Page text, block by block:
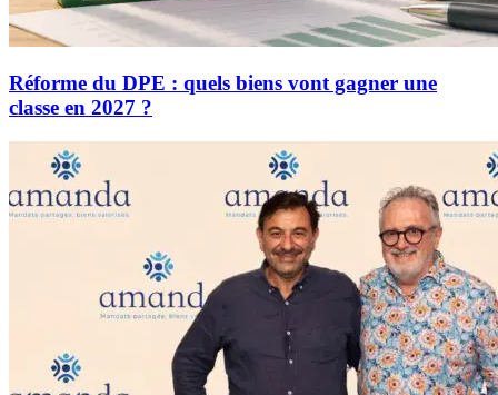
Réforme du DPE : quels biens vont gagner une
classe en 2027 ?